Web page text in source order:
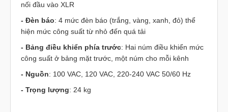
nối đầu vào XLR
- Đèn báo: 4 mức đèn báo (trắng, vàng, xanh, đỏ) thể
hiện mức công suất từ nhỏ đến quá tải
- Bảng điều khiển phía trước: Hai núm điều khiển mức
công suất ở bảng mặt trước, một núm cho mỗi kênh
- Nguồn: 100 VAC, 120 VAC, 220-240 VAC 50/60 Hz
- Trọng lượng: 24 kg